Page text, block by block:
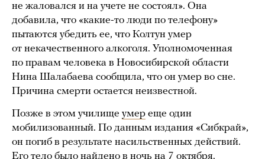
не жаловался и на учете не состоял». Она
добавила, что «какие-то люди по телефону»
пытаются убедить ее, что Колтун умер
от некачественного алкоголя. Уполномоченная
по правам человека в Новосибирской области
Нина Шалабаева сообщила, что он умер во сне.
Причина смерти остается неизвестной.
Позже в этом училище умер еще один
мобилизованный. По данным издания «Сибкрай»,
он погиб в результате насильственных действий.
Его тело было найдено в ночь на 7 октября.